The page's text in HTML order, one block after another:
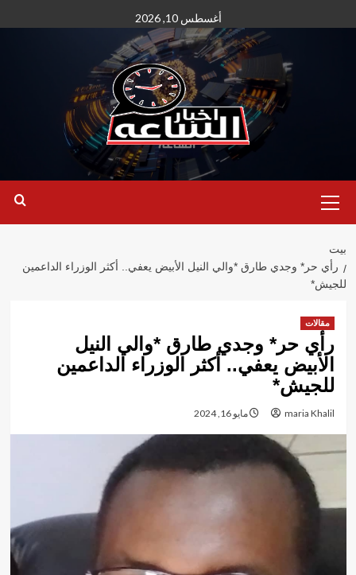
إلى
أغسطس 10, 2026
الأساسية
بيت
رأي حر* وجدي طارق *والي النيل الأبيض يعفي.. أكثر الوزراء الداعمين
للجيش*
مقالات
رأي حر* وجدي طارق *والي النيل
الأبيض يعفي.. أكثر الوزراء الداعمين
للجيش*
maria Khalil مايو 16, 2024